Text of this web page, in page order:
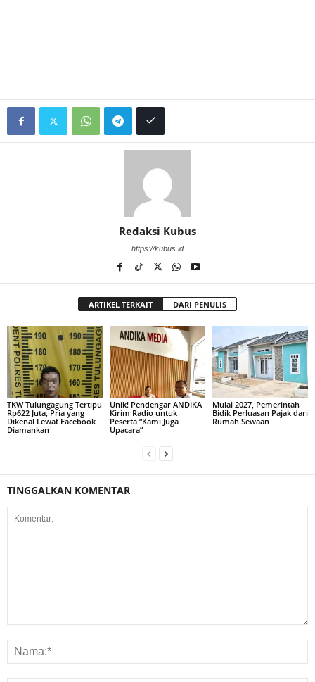
Redaksi Kubus
https://kubus.id
ARTIKEL TERKAIT DARI PENULIS
TKW Tulungagung Tertipu
Rp622 Juta, Pria yang
Dikenal Lewat Facebook
Diamankan
Unik! Pendengar ANDIKA
Kirim Radio untuk
Peserta “Kami Juga
Upacara”
Mulai 2027, Pemerintah
Bidik Perluasan Pajak dari
Rumah Sewaan
TINGGALKAN KOMENTAR